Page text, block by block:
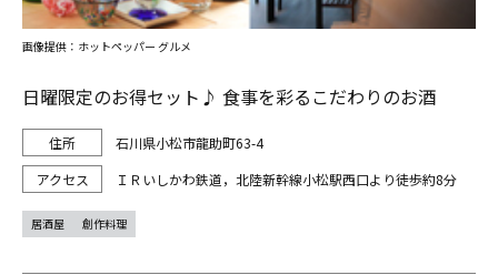
日曜限定のお得セット♪ 食事を彩るこだわりのお酒
石川県小松市龍助町63-4
ＩＲいしかわ鉄道，北陸新幹線小松駅西口より徒歩約8分
画像提供：ホットペッパー グルメ
居酒屋 創作料理